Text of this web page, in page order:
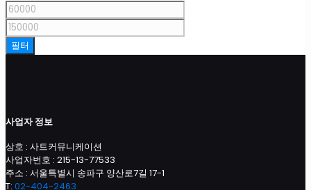
최
소
가
격
최
대
가필터
사업자 정보
상호 : 사트커뮤니케이션
사업자번호 : 215-13-77533
주소 : 서울특별시 송파구 양산로7길 17-1
T: 02-404-2463